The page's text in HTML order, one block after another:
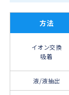
方法
イオン交換
吸着
液/液抽出